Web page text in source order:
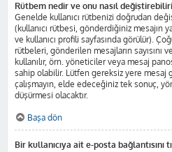
Rütbem nedir ve onu nasıl
Genelde kullanıcı rütbenizi doğrudan
(kullanıcı rütbesi, gönderdiğiniz mesajın
ve kullanıcı profili sayfasında görülür).
rütbeleri, gönderilen mesajların sayısını
kullanılır, örn. yöneticiler veya mesaj
sahip olabilir. Lütfen gereksiz yere
çalışmayın, elde edeceğiniz tek sonuç,
düşürmesi olacaktır.
Başa dön
Bir kullanıcıya ait e-posta bağlantısını